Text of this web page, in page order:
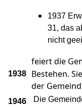
1937
31, das
nicht
1938
feiert die
Bestehen.
der
1946
Die